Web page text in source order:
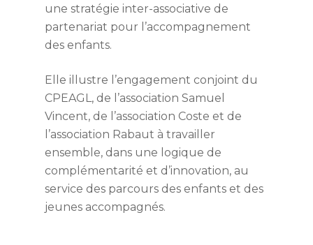
une stratégie inter-associative de
partenariat pour l’accompagnement
des enfants.
Elle illustre l’engagement conjoint du
CPEAGL, de l’association Samuel
Vincent, de l’association Coste et de
l’association Rabaut à travailler
ensemble, dans une logique de
complémentarité et d’innovation, au
service des parcours des enfants et des
jeunes accompagnés.